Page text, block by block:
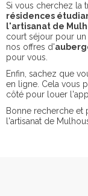
Si vous cherchez la
résidences
l'artisanat de
court séjour pour
nos offres d'
pour vous.
Enfin, sachez que
en ligne. Cela vous
côté pour louer
Bonne recherche et
l'artisanat de